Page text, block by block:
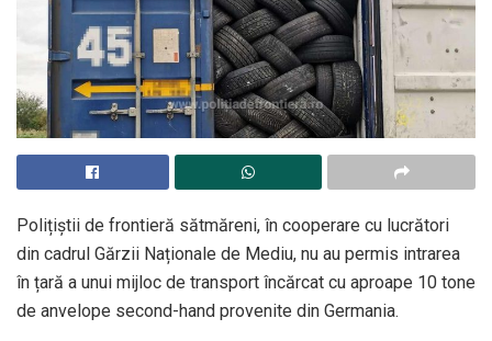
Polițiștii de frontieră sătmăreni, în cooperare cu lucrători
din cadrul Gărzii Naționale de Mediu, nu au permis intrarea
în țară a unui mijloc de transport încărcat cu aproape 10 tone
de anvelope second-hand provenite din Germania.